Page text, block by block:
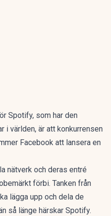
Spotify, som har den
i världen, är att konkurrensen
Facebook att lansera en
nätverk och deras entré
förbi. Tanken från
lägga upp och dela de
så länge härskar Spotify.